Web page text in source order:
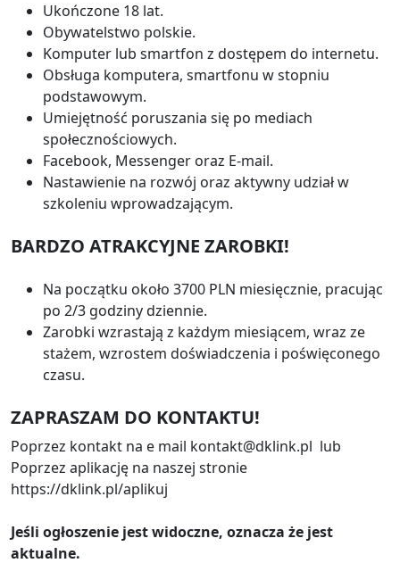
Ukończone 18 lat.
Obywatelstwo polskie.
Komputer lub smartfon z dostępem do internetu.
Obsługa komputera, smartfonu w stopniu
podstawowym.
Umiejętność poruszania się po mediach
społecznościowych.
Facebook, Messenger oraz E-mail.
Nastawienie na rozwój oraz aktywny udział w
szkoleniu wprowadzającym.
BARDZO ATRAKCYJNE ZAROBKI!
Na początku około 3700 PLN miesięcznie, pracując
po 2/3 godziny dziennie.
Zarobki wzrastają z każdym miesiącem, wraz ze
stażem, wzrostem doświadczenia i poświęconego
czasu.
ZAPRASZAM DO KONTAKTU!
Poprzez kontakt na e mail kontakt@dklink.pl lub
Poprzez aplikację na naszej stronie
https://dklink.pl/aplikuj
Jeśli ogłoszenie jest widoczne, oznacza że jest
aktualne.